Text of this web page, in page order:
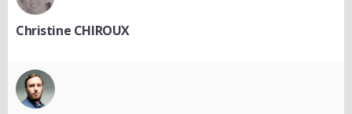
Christine CHIROUX